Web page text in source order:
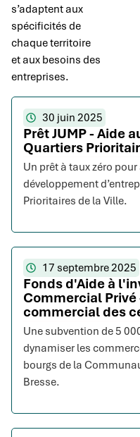
s’adaptent aux
spécificités de
chaque territoire
et aux besoins des
entreprises.
30 juin 2025
Prêt JUMP - Aide
Quartiers
Un prêt à taux zéro
développement
Prioritaires de la Ville.
17 septembre 2025
Fonds d'Aide à
Commercial
commercial des
Une subvention de 5
dynamiser les
bourgs de la
Bresse.